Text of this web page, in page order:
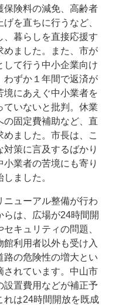
保険料の減免、高齢者
を直ちに行うなど、
、暮らしを直接応援す
めました。また、市が
して行う中小企業向け
わずか１年間で返済が
境にあえぐ中小業者を
ていないと批判。休業
の固定費補助など、直
ました。市長は、こ
策に言及するばかり
業者の苦境にも寄り
ました。
ニューアル整備が行わ
らは、広場が24時間開
キュリティの問題、
利用者以外も受け入
路の危険性の増大とい
されています。中山市
設置費用などが補正予
れは24時間開放を既成